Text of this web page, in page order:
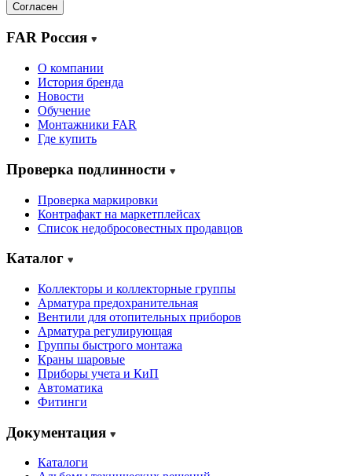
Согласен
FAR Россия
О компании
История бренда
Новости
Обучение
Монтажники FAR
Где купить
Проверка подлинности
Проверка маркировки
Контрафакт на маркетплейсах
Cписок недобросовестных продавцов
Каталог
Коллекторы и коллекторные группы
Арматура предохранительная
Вентили для отопительных приборов
Арматура регулирующая
Группы быстрого монтажа
Краны шаровые
Приборы учета и КиП
Автоматика
Фитинги
Документация
Каталоги